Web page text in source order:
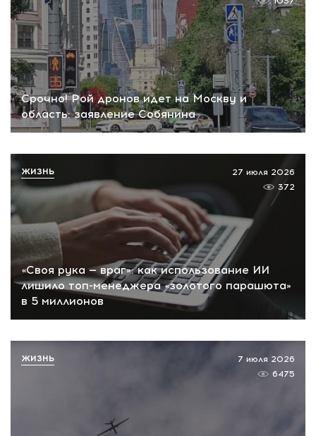
Срочно! Рой дронов идет на Москву и
область: заявление Собянина
«Своя рука — враг»: как использование ИИ
лишило топ-менеджера «золотого парашюта»
в 5 миллионов
27 июля 2026
372
ЖИЗНЬ
7 июля 2026
6475
ЖИЗНЬ